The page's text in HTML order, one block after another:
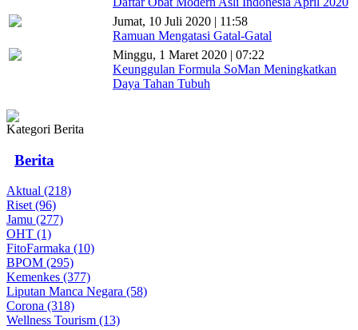
Jumat, 10 Juli 2020 | 11:58
Ramuan Mengatasi Gatal-Gatal
Minggu, 1 Maret 2020 | 07:22
Keunggulan Formula SoMan Meningkatkan
Daya Tahan Tubuh
Kategori Berita
Berita
Aktual (218)
Riset (96)
Jamu (277)
OHT (1)
FitoFarmaka (10)
BPOM (295)
Kemenkes (377)
Liputan Manca Negara (58)
Corona (318)
Wellness Tourism (13)